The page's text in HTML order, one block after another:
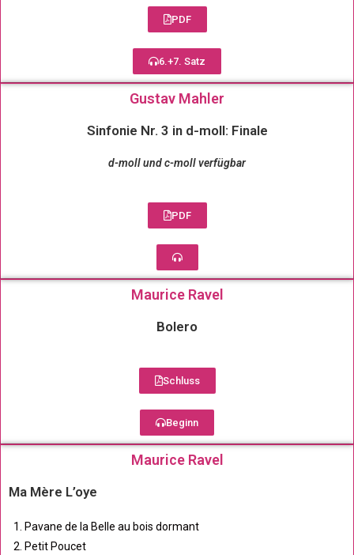
PDF
6.+7. Satz
Gustav Mahler
Sinfonie Nr. 3 in d-moll: Finale
d-moll und c-moll verfügbar
PDF
Maurice Ravel
Bolero
Schluss
Beginn
Maurice Ravel
Ma Mère L’oye
Pavane de la Belle au bois dormant
Petit Poucet